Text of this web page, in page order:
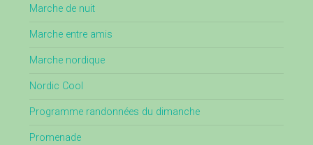
Marche de nuit
Marche entre amis
Marche nordique
Nordic Cool
Programme randonnées du dimanche
Promenade